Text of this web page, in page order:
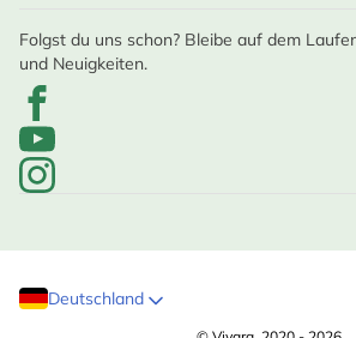
Folgst du uns schon? Bleibe auf dem
und Neuigkeiten.
Deutschland